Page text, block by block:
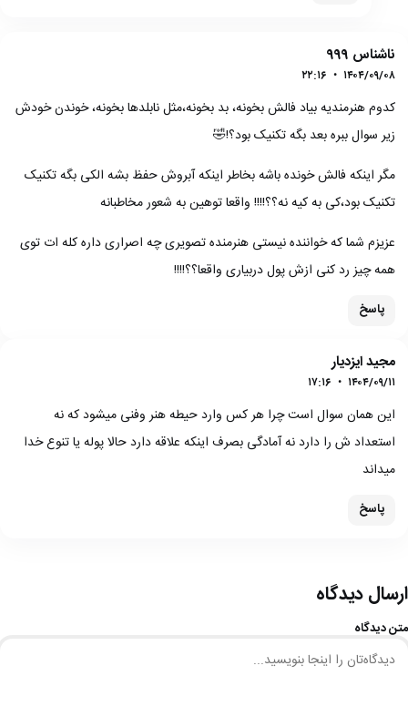
ناشناس ۹۹۹
۱۴۰۴/۰۹/۰۸ •
کدوم هنرمندیه بیاد فالش بخونه، بد بخونه،مثل نابلدها بخونه، خوندن خودش
زیر سوال ببره بعد بگه تکنیک بود؟!🤣
مگر اینکه فالش خونده باشه بخاطر اینکه آبروش حفظ بشه الکی بگه تکنیک
تکنیک بود،کی به کیه نه؟؟!!!! واقعا توهین به شعور مخاطبانه
عزیزم شما که خواننده نیستی هنرمنده تصویری چه اصراری داره کله ات توی
همه چیز رد کنی ازش پول دربیاری واقعا؟؟!!!!
پاسخ
مجید ایزدیار
۱۴۰۴/۰۹/۱۱ •
این همان سوال است چرا هر کس وارد حیطه هنر وفنی میشود که نه
استعداد ش را دارد نه آمادگی بصرف اینکه علاقه دارد حالا پوله یا تنوع خدا
میداند
پاسخ
ارسال دیدگاه
متن دیدگاه